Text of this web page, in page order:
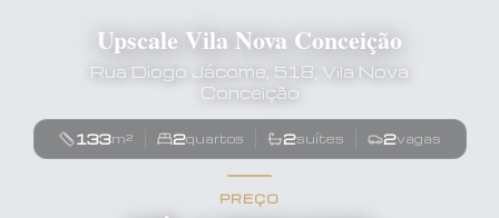
Upscale Vila Nova Conceição
Rua Diogo Jácome, 518, Vila Nova
Conceição
133m² 2quartos 2suítes 2vagas
PREÇO